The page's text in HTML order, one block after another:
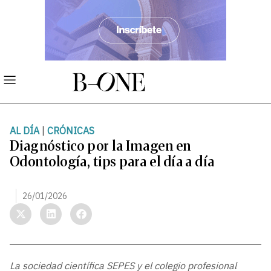
AL DÍA| CRÓNICAS
Diagnóstico por la Imagen en
Odontología, tips para el día a día
26/01/2026
La sociedad científica SEPES y el colegio profesional